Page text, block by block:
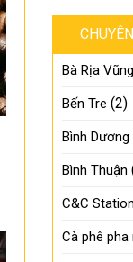
Bà Rịa
Bến Tre (2)
Bình Dương
Bình Thuận
C&C Station
Cà phê pha